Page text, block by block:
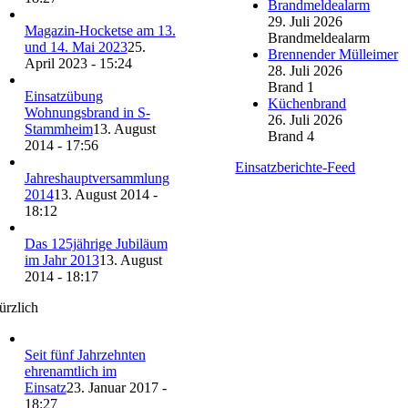
Magazin-Hocketse am 13.
und 14. Mai 202325.
April 2023 - 15:24
Einsatzübung
Wohnungsbrand in S-
Stammheim13. August
2014 - 17:56
Jahreshauptversammlung
201413. August 2014 -
18:12
Das 125jährige Jubiläum
im Jahr 201313. August
2014 - 18:17
Seit fünf Jahrzehnten
ehrenamtlich im
Einsatz23. Januar 2017 -
18:27
Brandmeldealarm
29. Juli 2026
Brandmeldealarm
Brennender Mülleimer
28. Juli 2026
Brand 1
Küchenbrand
26. Juli 2026
Brand 4
Einsatzberichte-Feed